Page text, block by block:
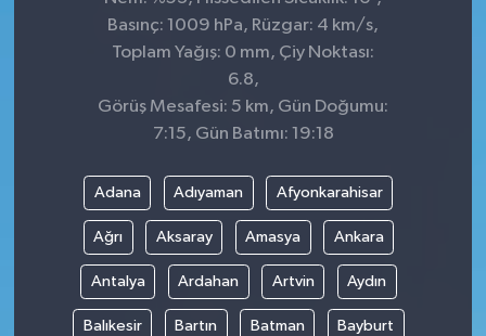
Basınç: 1009 hPa, Rüzgar: 4 km/s,
Toplam Yağış: 0 mm, Çiy Noktası:
6.8,
Görüş Mesafesi: 5 km, Gün Doğumu:
7:15, Gün Batımı: 19:18
Adana Adıyaman Afyonkarahisar
Ağrı Aksaray Amasya Ankara
Antalya Ardahan Artvin Aydın
Balıkesir Bartın Batman Bayburt
ULUSAL HABERLER